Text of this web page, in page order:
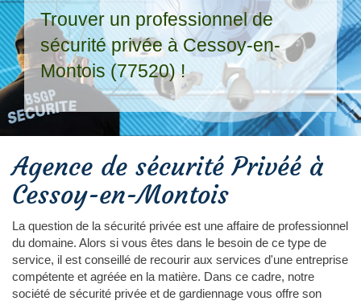
Trouver un professionnel de
sécurité privée à Cessoy-en-
Montois (77520) !
Agence de sécurité Privéé à
Cessoy-en-Montois
La question de la sécurité privée est une affaire de professionnel
du domaine. Alors si vous êtes dans le besoin de ce type de
service, il est conseillé de recourir aux services d'une entreprise
compétente et agréée en la matière. Dans ce cadre, notre
société de sécurité privée et de gardiennage vous offre son